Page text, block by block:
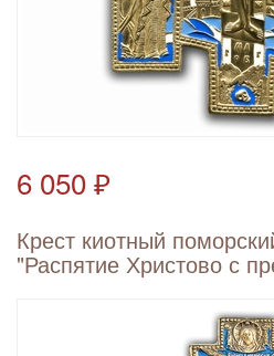
6 050 ₽
Крест киотный
"Распятие Христово с